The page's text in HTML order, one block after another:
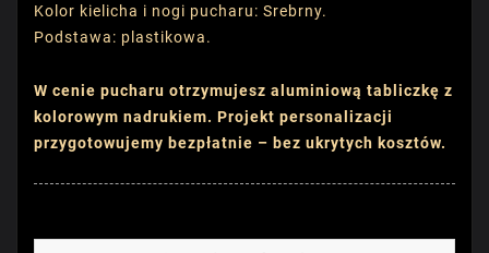
Kolor kielicha i nogi pucharu: Srebrny.
Podstawa: plastikowa.
W cenie pucharu otrzymujesz aluminiową tabliczkę z
kolorowym nadrukiem. Projekt personalizacji
przygotowujemy bezpłatnie – bez ukrytych kosztów.